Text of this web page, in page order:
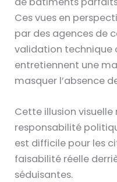
Ces vues en
par des agences de
validation technique
entretiennent une
masquer l’absence
Cette illusion
responsabilité
est difficile pour les
faisabilité réelle
séduisantes.